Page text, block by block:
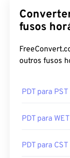
fusos
outros fusos
PDT para PST
PDT para WET
PDT para CST